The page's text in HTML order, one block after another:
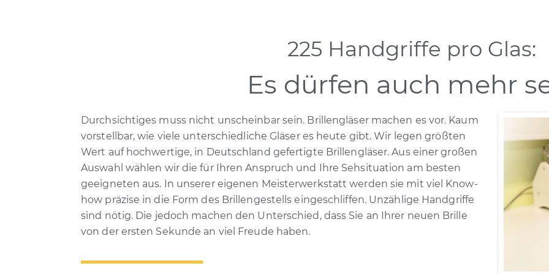
225 Handgriffe pro Glas:
Es dürfen auch mehr
Durchsichtiges muss nicht unscheinbar sein. Brillengläser machen es vor. Kaum
vorstellbar, wie viele unterschiedliche Gläser es heute gibt. Wir legen größten
Wert auf hochwertige, in Deutschland gefertigte Brillengläser. Aus einer großen
Auswahl wählen wir die für Ihren Anspruch und Ihre Sehsituation am besten
geeigneten aus. In unserer eigenen Meisterwerkstatt werden sie mit viel Know-
how präzise in die Form des Brillengestells eingeschliffen. Unzählige Handgriffe
sind nötig. Die jedoch machen den Unterschied, dass Sie an Ihrer neuen Brille
von der ersten Sekunde an viel Freude haben.